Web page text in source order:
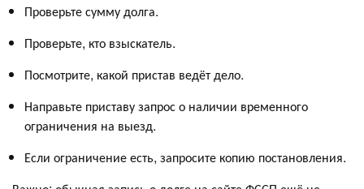
Проверьте сумму долга.
Проверьте, кто взыскатель.
Посмотрите, какой пристав ведёт дело.
Направьте приставу запрос о наличии временного
ограничения на выезд.
Если ограничение есть, запросите копию постановления.